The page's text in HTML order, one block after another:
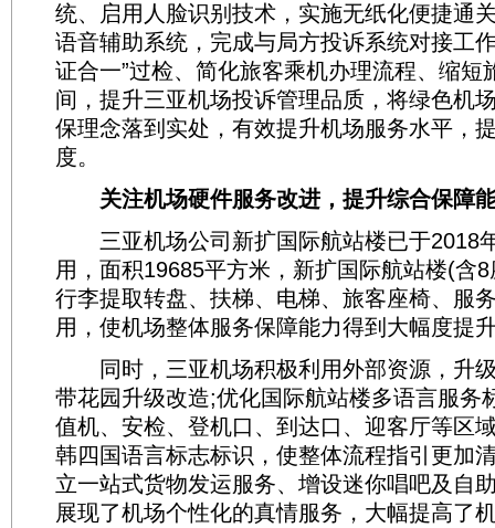
统、启用人脸识别技术，实施无纸化便捷通
语音辅助系统，完成与局方投诉系统对接工
证合一”过检、简化旅客乘机办理流程、缩短
间，提升三亚机场投诉管理品质，将绿色机
保理念落到实处，有效提升机场服务水平，
度。
关注机场硬件服务改进，提升综合保障
三亚机场公司新扩国际航站楼已于2018
用，面积19685平方米，新扩国际航站楼(含
行李提取转盘、扶梯、电梯、旅客座椅、服
用，使机场整体服务保障能力得到大幅度提
同时，三亚机场积极利用外部资源，升
带花园升级改造;优化国际航站楼多语言服务
值机、安检、登机口、到达口、迎客厅等区
韩四国语言标志标识，使整体流程指引更加
立一站式货物发运服务、增设迷你唱吧及自
展现了机场个性化的真情服务，大幅提高了